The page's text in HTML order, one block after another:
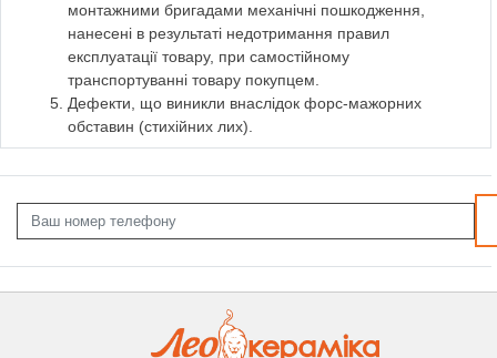
монтажними бригадами механічні пошкодження,
нанесені в результаті недотримання правил
експлуатації товару, при самостійному
транспортуванні товару покупцем.
Дефекти, що виникли внаслідок форс-мажорних
обставин (стихійних лих).